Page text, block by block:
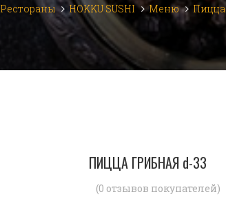
Рестораны HOKKU SUSHI Меню Пицца
ПИЦЦА ГРИБНАЯ d-33
(0 отзывов покупателей)